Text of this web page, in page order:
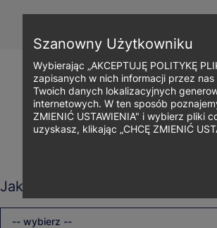
Jaki rodzaj studiów Cię
-- wybierz --
Szanowny Użytkowniku
Wybierając „AKCEPTUJĘ POLITYKĘ
zapisanych w nich informacji przez
Twoich danych lokalizacyjnych
internetowych. W ten sposób
ZMIENIĆ USTAWIENIA" i wybierz
uzyskasz, klikając „CHCĘ ZMIENIĆ